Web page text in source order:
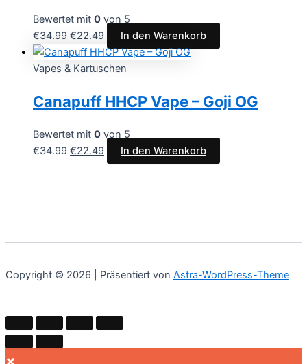
Bewertet mit 0 von 5
€34.99 €22.49 In den Warenkorb
Vapes & Kartuschen
Canapuff HHCP Vape – Goji OG
Bewertet mit 0 von 5
€34.99 €22.49 In den Warenkorb
Copyright © 2026 | Präsentiert von Astra-WordPress-Theme